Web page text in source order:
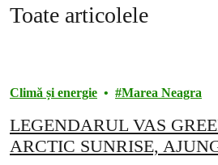
Toate articolele
Climă și energie Marea Neagra
LEGENDARUL VAS
ARCTIC SUNRISE,